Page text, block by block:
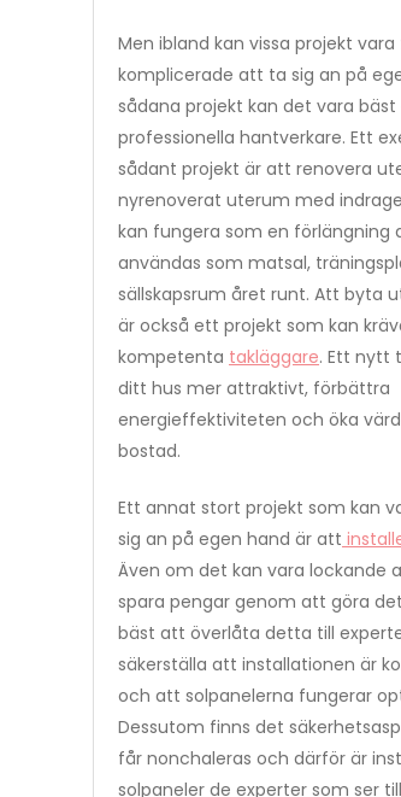
Men ibland kan vissa projekt
komplicerade att ta sig an på
sådana projekt kan det vara
professionella hantverkare. Ett
sådant projekt är att renovera
nyrenoverat uterum med
kan fungera som en förlängning
användas som matsal,
sällskapsrum året runt. Att byta
är också ett projekt som kan
kompetenta takläggare. Ett nytt
ditt hus mer attraktivt, förbättra
energieffektiviteten och öka
bostad.
Ett annat stort projekt som kan
sig an på egen hand är att
Även om det kan vara lockande
spara pengar genom att göra
bäst att överlåta detta till
säkerställa att installationen är
och att solpanelerna fungerar
Dessutom finns det
får nonchaleras och därför är
solpaneler de experter som ser